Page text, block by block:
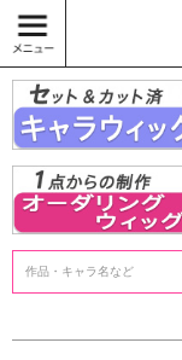
商品タグ
キャラウィッグ
未加工ウィッグ
ベースウィッグ
衣装
SALE中